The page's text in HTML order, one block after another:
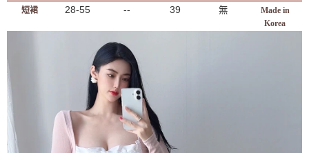
短裙
28-55 -- 39 無
Made in
Korea